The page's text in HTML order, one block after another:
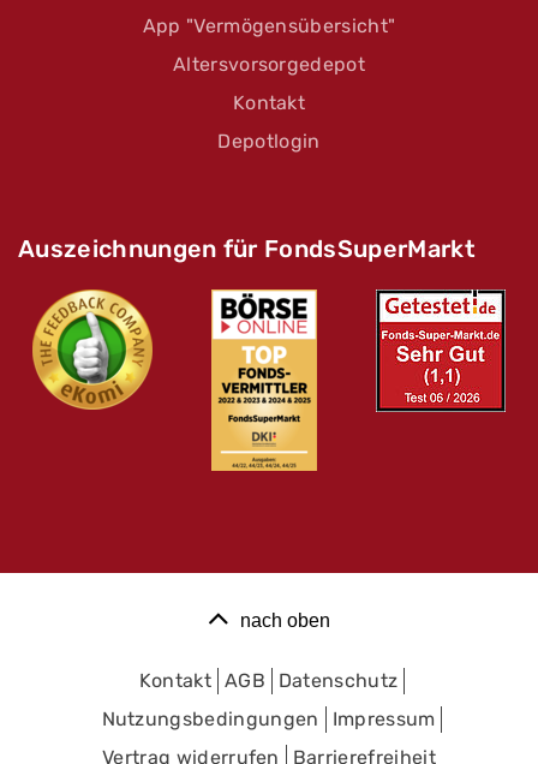
App "Vermögensübersicht"
Altersvorsorgedepot
Kontakt
Depotlogin
Auszeichnungen für FondsSuperMarkt
nach oben
Kontakt AGB
Datenschutz
Nutzungsbedingungen
Impressum
Vertrag widerrufen
Barrierefreiheit